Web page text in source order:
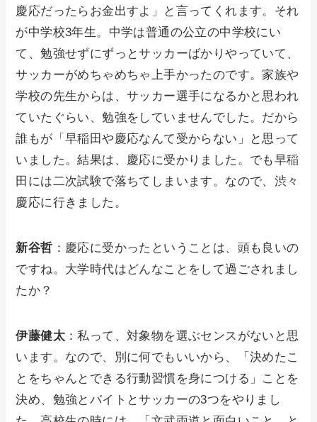
慶応だったらお金出すよ」と言ってくれます。それ
が中学校3年生。中学は普通の公立の中学校にい
て、勉強せずにずっとサッカーばかりやっていて、
サッカーがめちゃめちゃ上手かったのです。家族や
学校の先生からは、サッカー選手になるかと思われ
ていたぐらい、勉強をしていませんでした。だから
誰もが「早稲田や慶応なんて受からない」と思って
いました。結果は、慶応に受かりました。でも早稲
田には二次試験で落ちてしまいます。なので、渋々
慶応に行きました。
新谷哲 ：慶応に受かったということは、頭も良いの
ですね。大学時代はどんなことをして過ごされまし
たか？
伊藤健太 ：私って、対象物を選ぶセンスがないと思
います。なので、別に何でもいいから、「決めたこ
とをちゃんとできる行動習慣を身につける」ことを
決め、勉強とバイトとサッカーの3つをやりまし